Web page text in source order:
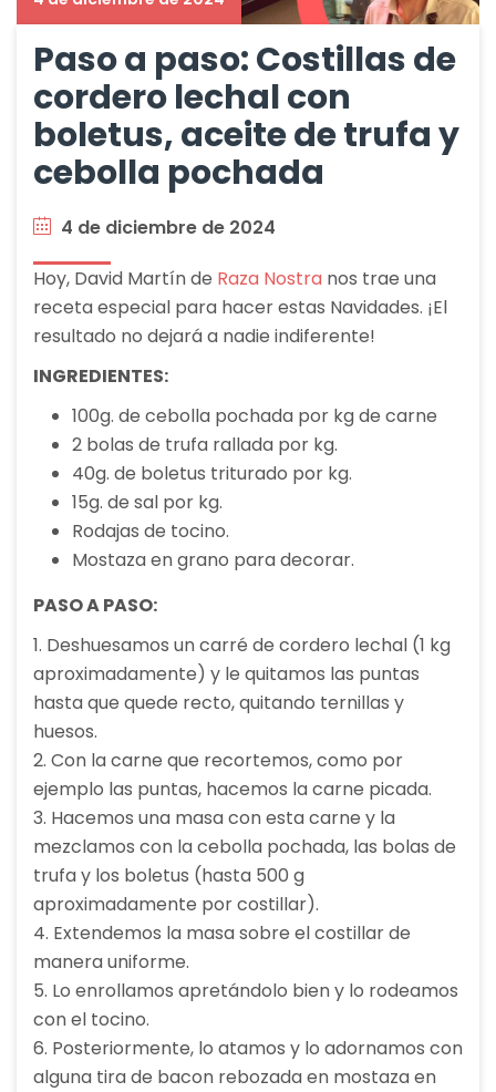
Paso a paso: Costillas de
cordero lechal con
boletus, aceite de trufa y
cebolla pochada
4 de diciembre de 2024
Hoy, David Martín de Raza Nostra nos trae una
receta especial para hacer estas Navidades. ¡El
resultado no dejará a nadie indiferente!
INGREDIENTES:
100g. de cebolla pochada por kg de carne
2 bolas de trufa rallada por kg.
40g. de boletus triturado por kg.
15g. de sal por kg.
Rodajas de tocino.
Mostaza en grano para decorar.
PASO A PASO:
1. Deshuesamos un carré de cordero lechal (1 kg
aproximadamente) y le quitamos las puntas
hasta que quede recto, quitando ternillas y
huesos.
2. Con la carne que recortemos, como por
ejemplo las puntas, hacemos la carne picada.
3. Hacemos una masa con esta carne y la
mezclamos con la cebolla pochada, las bolas de
trufa y los boletus (hasta 500 g
aproximadamente por costillar).
4. Extendemos la masa sobre el costillar de
manera uniforme.
5. Lo enrollamos apretándolo bien y lo rodeamos
con el tocino.
6. Posteriormente, lo atamos y lo adornamos con
alguna tira de bacon rebozada en mostaza en